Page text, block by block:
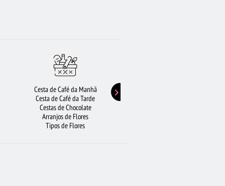
Cesta de Café da Manhã
Cesta de Café da Tarde
Cestas de Chocolate
Arranjos de Flores
Tipos de Flores